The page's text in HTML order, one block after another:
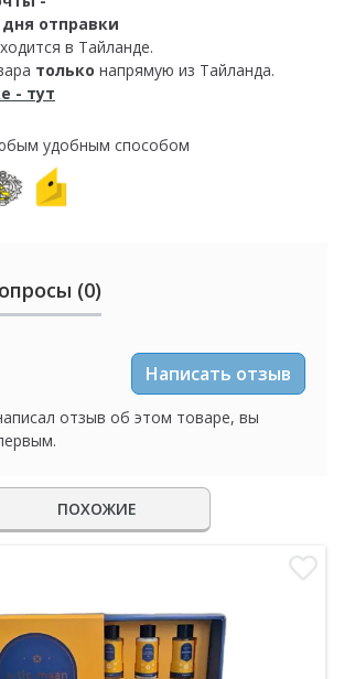
отправки
в Тайланде.
только напрямую из Тайланда.
- тут
удобным способом
(0)
Написать отзыв
отзыв об этом товаре, вы
ПОХОЖИЕ